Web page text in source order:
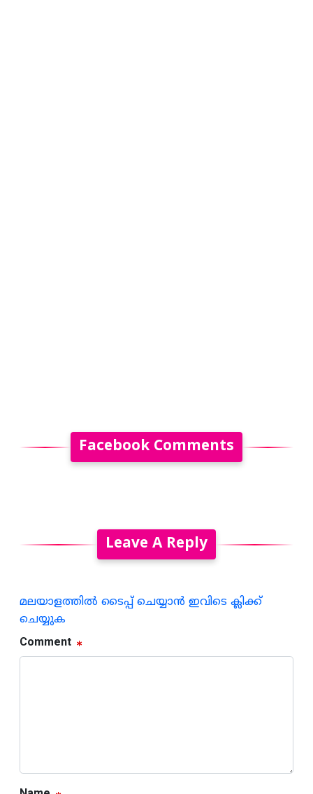
Facebook Comments
Leave A Reply
മലയാളത്തില്‍ ടൈപ്പ് ചെയ്യാന്‍ ഇവിടെ ക്ലിക്ക്
ചെയ്യുക
Comment